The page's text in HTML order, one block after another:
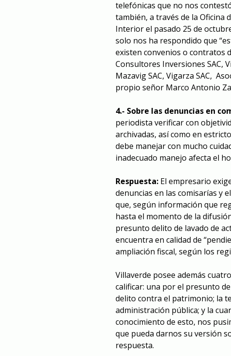
telefónicas que no nos
también, a través de la Oficina
Interior el pasado 25 de
solo nos ha respondido que
existen convenios o contratos
Consultores Inversiones SAC,
Mazavig SAC, Vigarza SAC,
propio señor Marco Antonio
4.- Sobre las denuncias en
periodista verificar con
archivadas, así como en
debe manejar con mucho
inadecuado manejo afecta el
Respuesta: El empresario
denuncias en las comisarías y
que, según información que
hasta el momento de la
presunto delito de lavado de
encuentra en calidad de
ampliación fiscal, según los
Villaverde posee además
calificar: una por el presunto
delito contra el patrimonio; la
administración pública; y la
conocimiento de esto, nos
que pueda darnos su versión
respuesta.